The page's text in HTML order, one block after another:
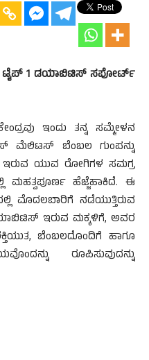
ಟೈಪ್ 1 ಡಯಾಬಿಟಿಸ್ ಸಪೋರ್ಟ್
ಇಂದು ತನ್ನ ಸಮ್ಮೇಳನ
ಮೆಲಿಟಸ್ ಬೆಂಬಲ ಗುಂಪನ್ನು
ಯುವ ರೋಗಿಗಳ ಸಮಗ್ರ
ಮಹತ್ವಪೂರ್ಣ ಹೆಜ್ಜೆಹಾಕಿದೆ. ಈ
ಮೊದಲಬಾರಿಗೆ ನಡೆಯುತ್ತಿರುವ
ಇರುವ ಮಕ್ಕಳಿಗೆ, ಅವರ
ಬೆಂಬಲದೊಂದಿಗೆ ಹಾಗೂ
ರೂಪಿಸುವುದನ್ನು